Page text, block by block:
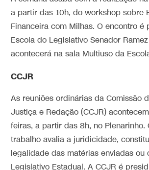
a partir das 10h, do workshop sobre
Financeira com Milhas. O encontro é
Escola do Legislativo Senador
acontecerá na sala Multiuso da
CCJR
As reuniões ordinárias da Comissão
Justiça e Redação (CCJR)
feiras, a partir das 8h, no Plenarinho.
trabalho avalia a juridicidade,
legalidade das matérias enviadas ou
Legislativo Estadual. A CCJR é